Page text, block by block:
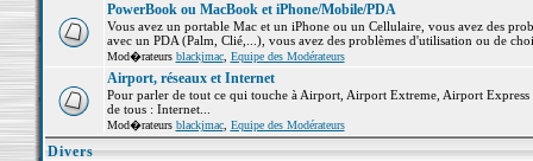
PowerBook ou MacBook et iPhone/Mobile/PDA
Vous avez un portable Mac et un iPhone ou un Cellulaire, vous avez des
avec un PDA (Palm, Clié,...), vous avez des problèmes d'utilisation ou de
Mod�rateurs blackjmac, Equipe des Modérateurs
Airport, réseaux et Internet
Pour parler de tout ce qui touche à Airport, Airport Extreme, Airport
de tous : Internet...
Mod�rateurs blackjmac, Equipe des Modérateurs
Divers